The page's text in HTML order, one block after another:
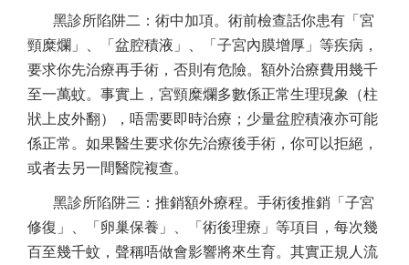
黑診所陷阱二：術中加項。術前檢查話你患有「宮
頸糜爛」、「盆腔積液」、「子宮內膜增厚」等疾病，
要求你先治療再手術，否則有危險。額外治療費用幾千
至一萬蚊。事實上，宮頸糜爛多數係正常生理現象（柱
狀上皮外翻），唔需要即時治療；少量盆腔積液亦可能
係正常。如果醫生要求你先治療後手術，你可以拒絕，
或者去另一間醫院複查。
黑診所陷阱三：推銷額外療程。手術後推銷「子宮
修復」、「卵巢保養」、「術後理療」等項目，每次幾
百至幾千蚊，聲稱唔做會影響將來生育。其實正規人流